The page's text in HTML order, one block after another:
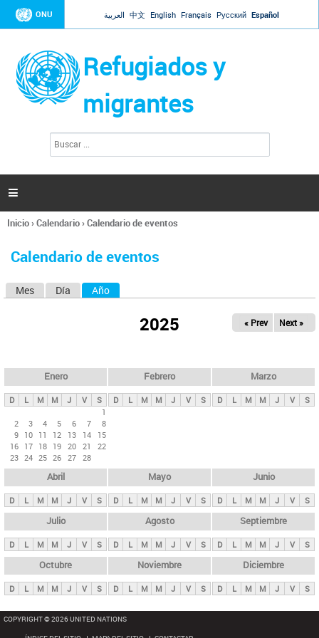
Jump to navigation
ONU العربية 中文 English Français Русский Español
Refugiados y
migrantes
l
d
s

Se
usted
Inicio›Calendario›Calendario de eventos
Calendario de eventos
s
p
n
i
p
a
l
s
Mes Día Año
2025 « Prev Next »
Enero
D L M M J V
S
1
2
3 4 5 6 7
8
9 10 11 12 13 14
15
16 17 18 19 20 21
22
23 24 25 26 27 28
Febrero
D L M M J V S
Marzo
D L M M J V S
Abril
D L M M J V S
Mayo
D L M M J V S
Junio
D L M M J V S
Julio
D L M M J V S
Agosto
D L M M J V S
Septiembre
D L M M J V S
Octubre
D L M M J V S
Noviembre
D L M M J V S
Diciembre
D L M M J V S
COPYRIGHT © 2026 UNITED NATIONS